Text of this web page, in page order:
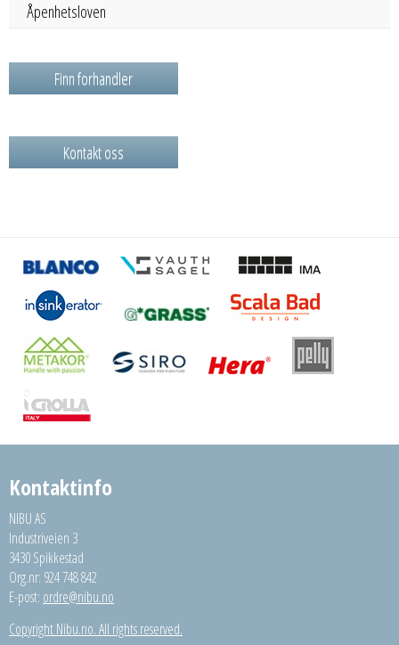
Åpenhetsloven
Finn forhandler
Kontakt oss
Kontaktinfo
NIBU AS
Industriveien 3
3430 Spikkestad
Org.nr: 924 748 842
E-post: ordre@nibu.no
Copyright Nibu.no. All rights reserved.